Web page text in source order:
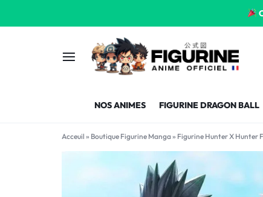
FRANCE
FRANCE
NOS ANIMES FIGURINE DRAGON BALL
Acceuil » Boutique Figurine Manga» Figurine Hunter X Hunter